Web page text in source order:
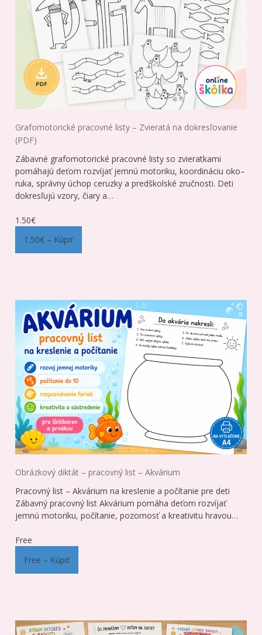
Grafomotorické pracovné listy – Zvieratá na dokresľovanie
(PDF)
Zábavné grafomotorické pracovné listy so zvieratkami
pomáhajú deťom rozvíjať jemnú motoriku, koordináciu oko–
ruka, správny úchop ceruzky a predškolské zručnosti. Deti
dokresľujú vzory, čiary a…
1.50€
1.50€ – Kúpiť
Obrázkový diktát – pracovný list – Akvárium
Pracovný list – Akvárium na kreslenie a počítanie pre deti
Zábavný pracovný list Akvárium pomáha deťom rozvíjať
jemnú motoriku, počítanie, pozornosť a kreativitu hravou…
Free
Free – Kúpiť